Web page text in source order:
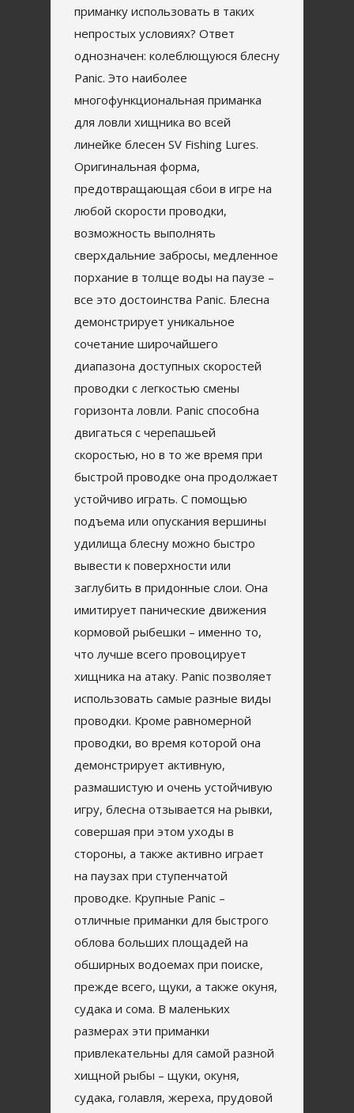
приманку использовать в таких
непростых условиях? Ответ
однозначен: колеблющуюся блесну
Panic. Это наиболее
многофункциональная приманка
для ловли хищника во всей
линейке блесен SV Fishing Lures.
Оригинальная форма,
предотвращающая сбои в игре на
любой скорости проводки,
возможность выполнять
сверхдальние забросы, медленное
порхание в толще воды на паузе –
все это достоинства Panic. Блесна
демонстрирует уникальное
сочетание широчайшего
диапазона доступных скоростей
проводки с легкостью смены
горизонта ловли. Panic способна
двигаться с черепашьей
скоростью, но в то же время при
быстрой проводке она продолжает
устойчиво играть. С помощью
подъема или опускания вершины
удилища блесну можно быстро
вывести к поверхности или
заглубить в придонные слои. Она
имитирует панические движения
кормовой рыбешки – именно то,
что лучше всего провоцирует
хищника на атаку. Panic позволяет
использовать самые разные виды
проводки. Кроме равномерной
проводки, во время которой она
демонстрирует активную,
размашистую и очень устойчивую
игру, блесна отзывается на рывки,
совершая при этом уходы в
стороны, а также активно играет
на паузах при ступенчатой
проводке. Крупные Panic –
отличные приманки для быстрого
облова больших площадей на
обширных водоемах при поиске,
прежде всего, щуки, а также окуня,
судака и сома. В маленьких
размерах эти приманки
привлекательны для самой разной
хищной рыбы – щуки, окуня,
судака, голавля, жереха, прудовой